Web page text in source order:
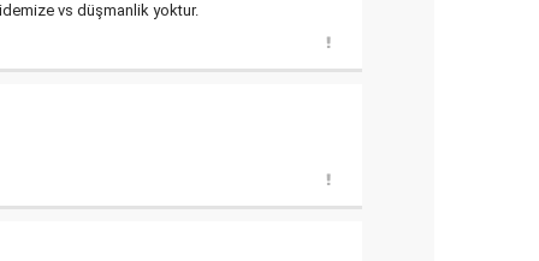
vs düşmanlik yoktur.